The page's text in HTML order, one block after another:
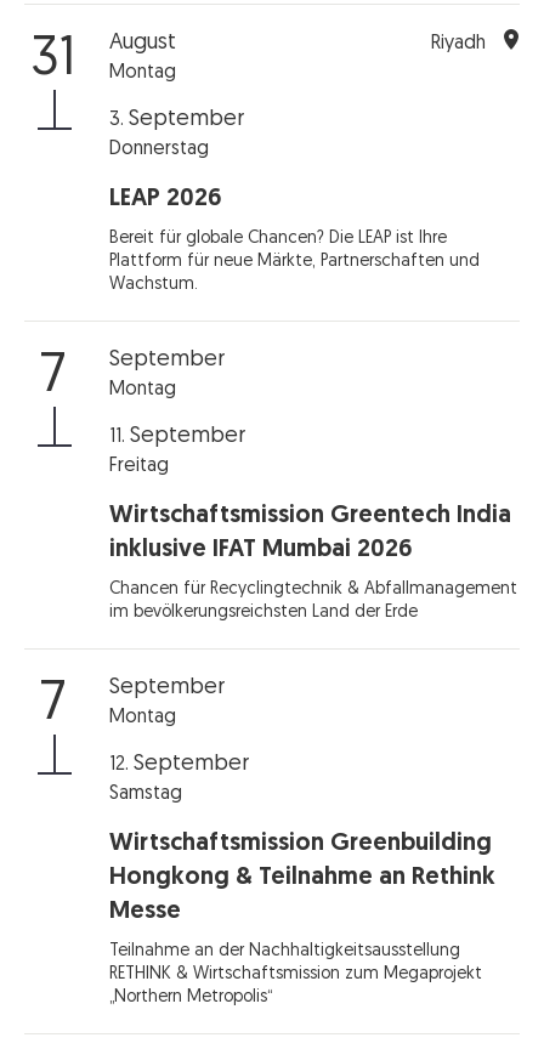
31 August
Montag
3. September
Donnerstag
LEAP 2026
Bereit für globale Chancen? Die LEAP ist Ihre
Plattform für neue Märkte, Partnerschaften und
Wachstum.
Riyadh
7 September
Montag
11. September
Freitag
Wirtschaftsmission Greentech India
inklusive IFAT Mumbai 2026
Chancen für Recyclingtechnik & Abfallmanagement
im bevölkerungsreichsten Land der Erde
7 September
Montag
12. September
Samstag
Wirtschaftsmission Greenbuilding
Hongkong & Teilnahme an Rethink
Messe
Teilnahme an der Nachhaltigkeitsausstellung
RETHINK & Wirtschaftsmission zum Megaprojekt
„Northern Metropolis“